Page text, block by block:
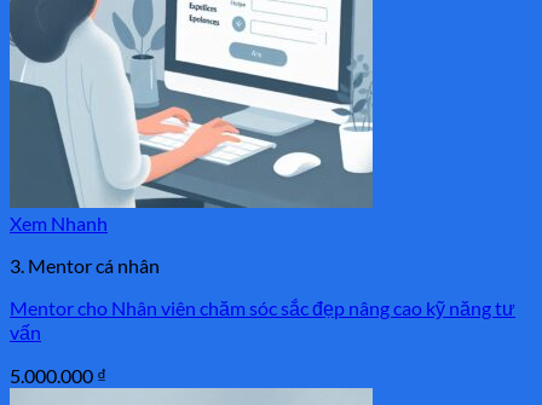
Xem Nhanh
3. Mentor cá nhân
Mentor cho Nhân viên chăm sóc sắc đẹp nâng cao kỹ năng tư
vấn
5.000.000 ₫